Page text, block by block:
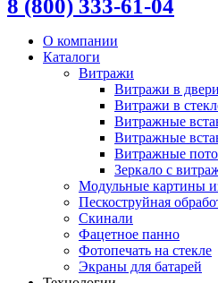
8 (800) 333-61-04
О компании
Каталоги
Витражи
Витражи в двери
Витражи в
Витражные
Витражные
Витражные
Зеркало с
Модульные картины
Пескоструйная
Скинали
Фацетное панно
Фотопечать на стекле
Экраны для батарей